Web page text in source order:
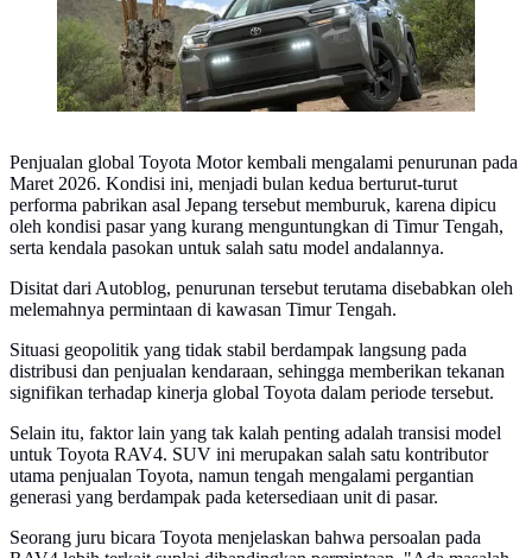
Penjualan global Toyota Motor kembali mengalami penurunan pada
Maret 2026. Kondisi ini, menjadi bulan kedua berturut-turut
performa pabrikan asal Jepang tersebut memburuk, karena dipicu
oleh kondisi pasar yang kurang menguntungkan di Timur Tengah,
serta kendala pasokan untuk salah satu model andalannya.
Disitat dari Autoblog, penurunan tersebut terutama disebabkan oleh
melemahnya permintaan di kawasan Timur Tengah.
Situasi geopolitik yang tidak stabil berdampak langsung pada
distribusi dan penjualan kendaraan, sehingga memberikan tekanan
signifikan terhadap kinerja global Toyota dalam periode tersebut.
Selain itu, faktor lain yang tak kalah penting adalah transisi model
untuk Toyota RAV4. SUV ini merupakan salah satu kontributor
utama penjualan Toyota, namun tengah mengalami pergantian
generasi yang berdampak pada ketersediaan unit di pasar.
Seorang juru bicara Toyota menjelaskan bahwa persoalan pada